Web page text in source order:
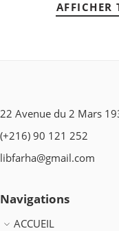
AFFICHER
22 Avenue du 2 Mars
(+216) 90 121 252
libfarha@gmail.com
Navigations
ACCUEIL